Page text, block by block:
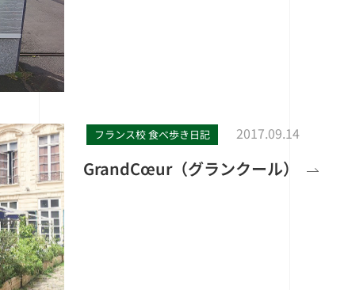
フランス校 食べ歩き日記 2017.09.14
GrandCœur（グランクール）